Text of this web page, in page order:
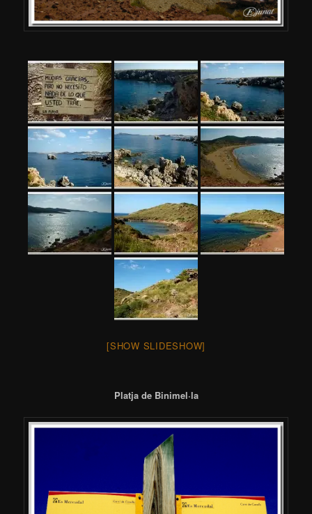
[SHOW SLIDESHOW]
Platja de Binimel·la